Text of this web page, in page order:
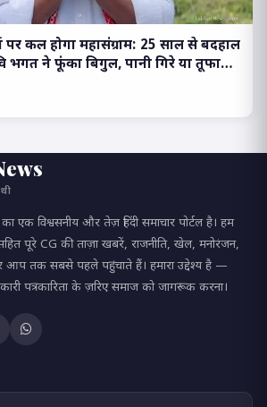
पर कल होगा महासंग्राम: 25 साल से बदहाल
ने फूंका बिगुल, पानी गिरे या तूफान
एक विश्वसनीय और तेज़ हिंदी समाचार पोर्टल है। हम
पूरे CG की ताज़ा खबरें, राजनीति, खेल, मनोरंजन,
आप तक सबसे पहले पहुंचाते हैं। हमारा उद्देश्य है —
पत्रकारिता के ज़रिए समाज को जागरूक करना।